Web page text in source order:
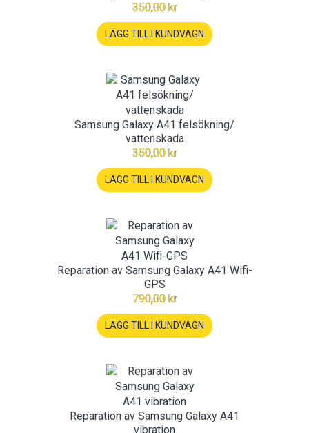
350,00 kr
LÄGG TILL I KUNDVAGN
Samsung Galaxy A41 felsökning/
vattenskada
350,00 kr
LÄGG TILL I KUNDVAGN
Reparation av Samsung Galaxy A41 Wifi-
GPS
790,00 kr
LÄGG TILL I KUNDVAGN
Reparation av Samsung Galaxy A41
vibration